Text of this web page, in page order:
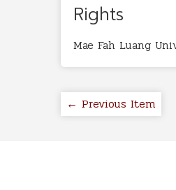
Rights
Mae Fah Luang
← Previous Item